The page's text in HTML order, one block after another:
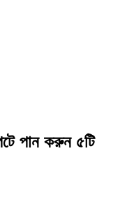
পান করুন ৫টি